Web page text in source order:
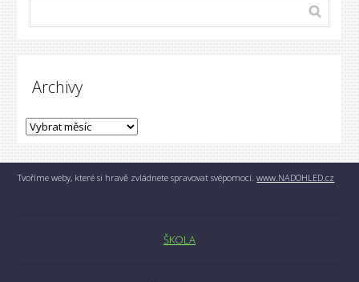
Archivy
Tvoříme weby, které si hravě zvládnete spravovat svépomocí.www.NADOHLED.cz
ŠKOLA